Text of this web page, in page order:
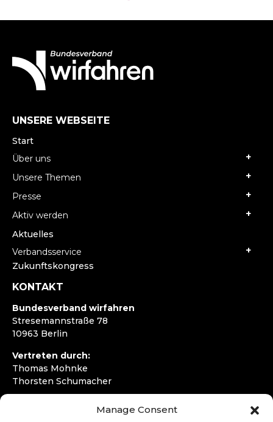
Manage Consent
UNSERE WEBSEITE
Start
Über uns
Unsere Themen
Presse
Aktiv werden
Aktuelles
Verbandsservice
Zukunftskongress
KONTAKT
Bundesverband wirfahren
Stresemannstraße 78
10963 Berlin
Vertreten durch:
Thomas Mohnke
Thorsten Schumacher
kontakt@wirfahren.de